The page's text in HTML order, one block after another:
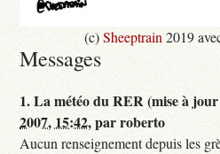
(c)Sheeptrain 2019
Messages
1.La météo du RER (mise à
2007, 15:42,parroberto
Aucun renseignement depuis les